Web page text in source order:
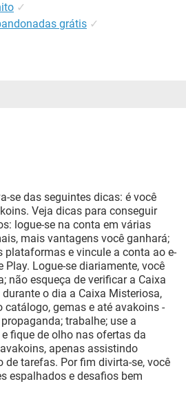
✓
grátis ✓
se das seguintes dicas: é você
Veja dicas para conseguir
logue-se na conta em várias
mais vantagens você ganhará;
plataformas e vincule a conta ao e-
Play. Logue-se diariamente, você
não esqueça de verificar a Caixa
o dia a Caixa Misteriosa,
catálogo, gemas e até avakoins -
trabalhe; use a
fique de olho nas ofertas da
apenas assistindo
de tarefas. Por fim divirta-se, você
espalhados e desafios bem